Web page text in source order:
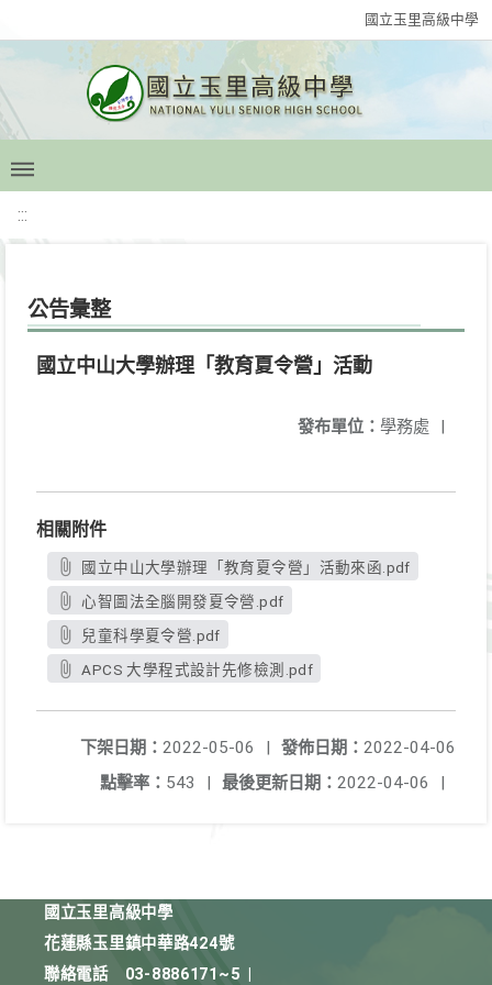
國立玉里高級中學
:::
公告彙整
國立中山大學辦理「教育夏令營」活動
發布單位： 學務處 |
相關附件
國立中山大學辦理「教育夏令營」活動來函.pdf
心智圖法全腦開發夏令營.pdf
兒童科學夏令營.pdf
APCS 大學程式設計先修檢測.pdf
發佈日期： 2022-04-06
下架日期： 2022-05-06
|
最後更新日期： 2022-04-06 |
點擊率： 543 |
國立玉里高級中學
花蓮縣玉里鎮中華路424號
聯絡電話
03-8886171~5